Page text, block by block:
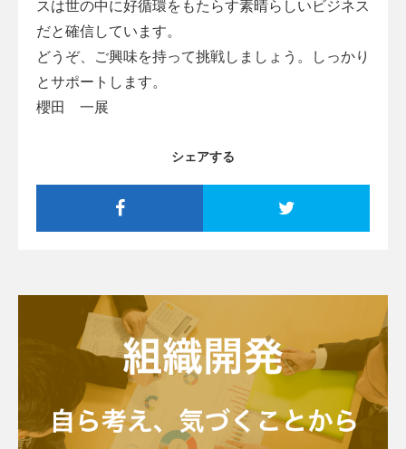
スは世の中に好循環をもたらす素晴らしいビジネス
だと確信しています。
どうぞ、ご興味を持って挑戦しましょう。しっかり
とサポートします。
櫻田 一展
シェアする